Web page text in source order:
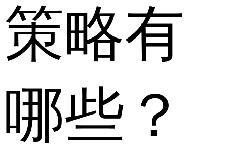
策略有
哪些？